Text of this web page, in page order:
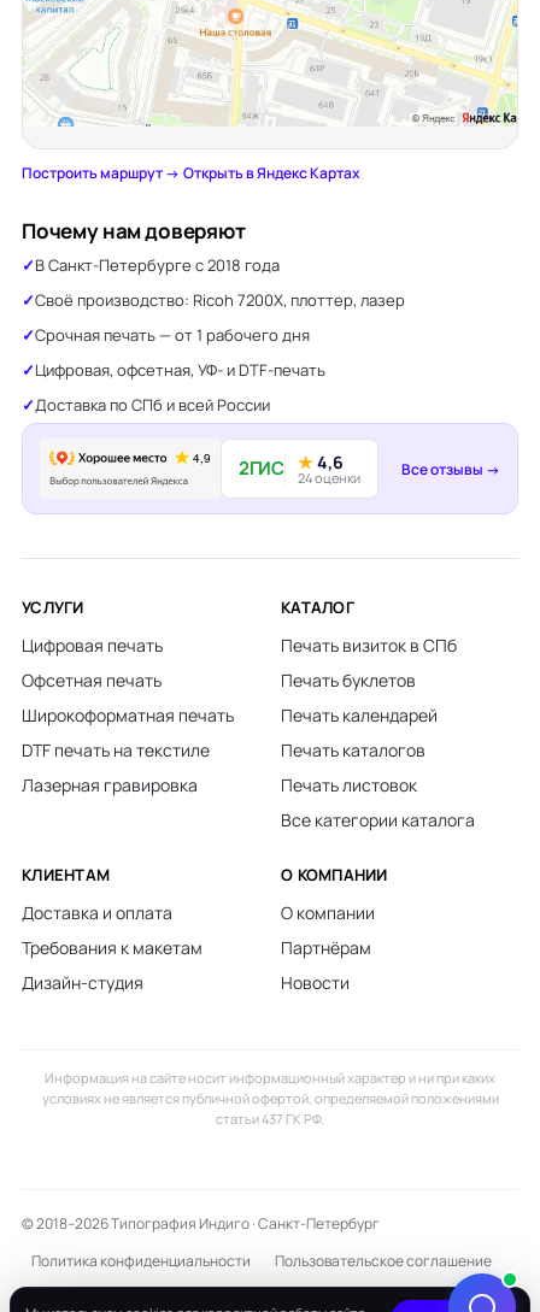
Построить маршрут →·Открыть в Яндекс Картах
Почему нам доверяют
В Санкт-Петербурге с 2018 года
Своё производство: Ricoh 7200X, плоттер, лазер
Срочная печать — от 1 рабочего дня
Цифровая, офсетная, УФ- и DTF-печать
Доставка по СПб и всей России
2ГИС ★4,6
24 оценки Все отзывы →
УСЛУГИ
Цифровая печать
Офсетная печать
Широкоформатная печать
DTF печать на текстиле
Лазерная гравировка
КАТАЛОГ
Печать визиток в СПб
Печать буклетов
Печать календарей
Печать каталогов
Печать листовок
Все категории каталога
КЛИЕНТАМ
Доставка и оплата
Требования к макетам
Дизайн-студия
О КОМПАНИИ
О компании
Партнёрам
Новости
Информация на сайте носит информационный характер и ни при каких
условиях не является публичной офертой, определяемой положениями
статьи 437 ГК РФ.
© 2018–2026 Типография Индиго · Санкт-Петербург
Политика конфиденциальности
Пользовательское соглашение